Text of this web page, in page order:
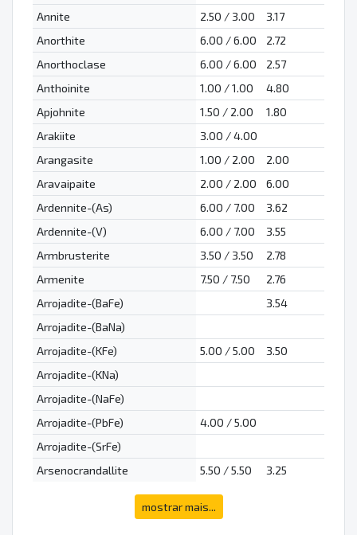
Annite
2.50 / 3.00
3.17
Anorthite
6.00 / 6.00
2.72
Anorthoclase
6.00 / 6.00
2.57
Anthoinite
1.00 / 1.00
4.80
Apjohnite
1.50 / 2.00
1.80
Arakiite
3.00 / 4.00
Arangasite
1.00 / 2.00
2.00
Aravaipaite
2.00 / 2.00
6.00
Ardennite-(As)
6.00 / 7.00
3.62
Ardennite-(V)
6.00 / 7.00
3.55
Armbrusterite
3.50 / 3.50
2.78
Armenite
7.50 / 7.50
2.76
Arrojadite-(BaFe)
3.54
Arrojadite-(BaNa)
Arrojadite-(KFe)
5.00 / 5.00
3.50
Arrojadite-(KNa)
Arrojadite-(NaFe)
Arrojadite-(PbFe)
4.00 / 5.00
Arrojadite-(SrFe)
Arsenocrandallite
5.50 / 5.50 3.25
mostrar mais...